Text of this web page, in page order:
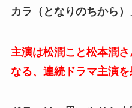
カラ（となりのちから）
主演は松潤こと松本潤
なる、連続ドラマ主演を